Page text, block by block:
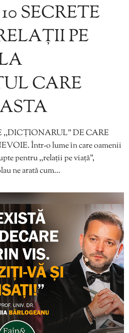
SECRETE
PE
CARE
,,DICȚIONARUL” DE CARE
Într-o lume în care oamenii
pentru ,,relații pe viață”,
ne arată cum…